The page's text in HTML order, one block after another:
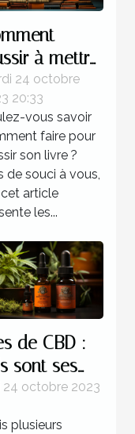
à mettre
point un
?
24 octobre
20:33
vous savoir
faire pour
son livre ?
de souci à vous,
article
les...
de CBD :
sont ses
sur
?
24 octobre 2023
plusieurs